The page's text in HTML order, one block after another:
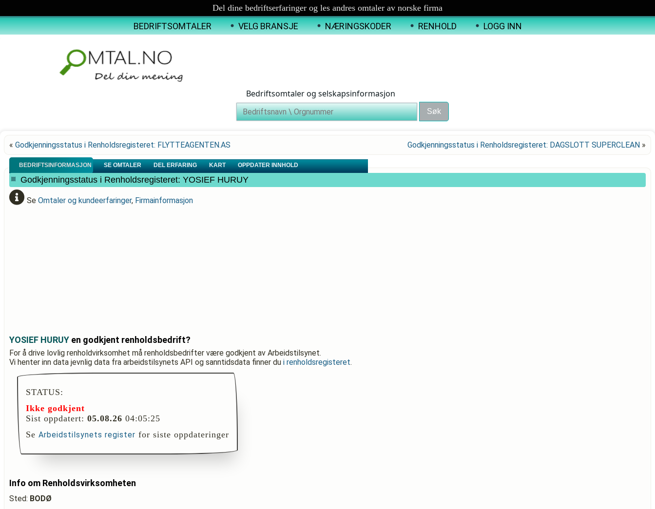
Del dine bedriftserfaringer og les andres omtaler av norske firma
BEDRIFTSOMTALER VELG BRANSJE NÆRINGSKODER RENHOLD LOGG INN
Bedriftsomtaler og selskapsinformasjon
« Godkjenningsstatus i Renholdsregisteret: FLYTTEAGENTEN.AS Godkjenningsstatus i Renholdsregisteret: DAGSLOTT SUPERCLEAN »
BEDRIFTSINFORMASJON SE OMTALER DEL ERFARING KART OPPDATER INNHOLD
Godkjenningsstatus i Renholdsregisteret: YOSIEF HURUY
Se Omtaler og kundeerfaringer, Firmainformasjon
YOSIEF HURUY en godkjent renholdsbedrift?
For å drive lovlig renholdvirksomhet må renholdsbedrifter være godkjent av Arbeidstilsynet.
Vi henter inn data jevnlig data fra arbeidstilsynets API og sanntidsdata finner du i renholdsregisteret.
STATUS:
Ikke godkjent
Sist oppdatert: 05.08.26 04:05:25
Se Arbeidstilsynets register for siste oppdateringer
Info om Renholdsvirksomheten
Sted: BODØ